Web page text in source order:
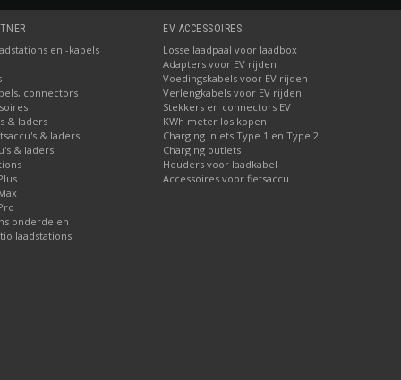
en -kabels
connectors
& laders
& laders
& laders
onderdelen
laadstations
EV ACCESSOIRES
Losse laadpaal voor laadbox
Adapters voor EV rijden
Voedingskabels voor EV rijden
Verlengkabels voor EV rijden
Stekkers en connectors EV
KWh meter los kopen
Charging inlets Type 1 en Type 2
Charging outlets
Houders voor laadkabel
Accessoires voor fietsaccu